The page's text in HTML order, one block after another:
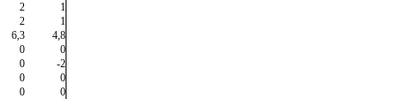
2
1
2
1
6,3
4,8
0
0
0
-2
0
0
0
0